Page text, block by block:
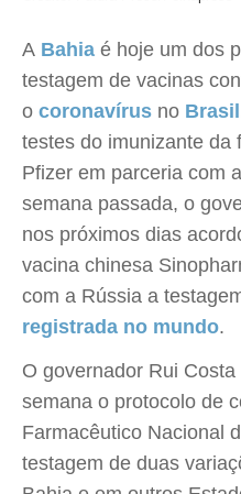
A Bahia é hoje um dos
testagem de vacinas
o coronavírus no Brasil
testes do imunizante da
Pfizer em parceria com
semana passada, o
nos próximos dias
vacina chinesa
com a Rússia a
registrada no mundo.
O governador Rui
semana o protocolo de
Farmacêutico Nacional
testagem de duas